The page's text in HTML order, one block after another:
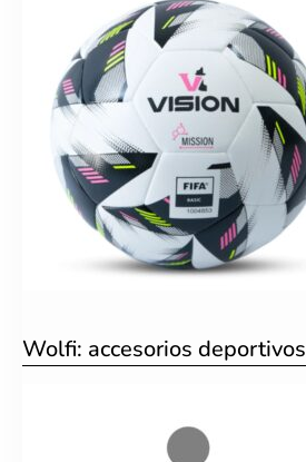
Wolfi: accesorios deportivos